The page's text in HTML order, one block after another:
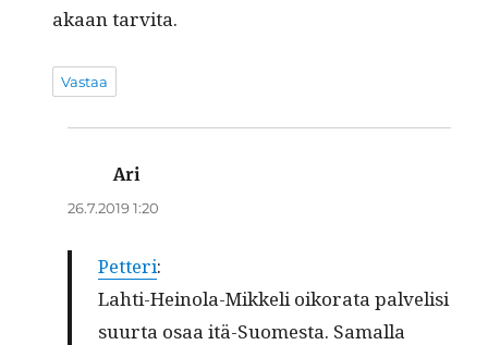
akaan tarvita.
Vastaa
Ari
26.7.2019 1:20
Pet­teri:
Lahti-Heino­la-Mikke­li oiko­ra­ta palvelisi
suur­ta osaa itä-Suomes­ta. Samal­la